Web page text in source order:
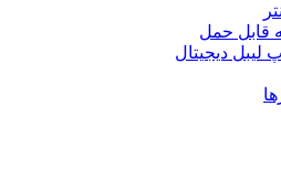
قابل حمل
لیبل دیجیتال